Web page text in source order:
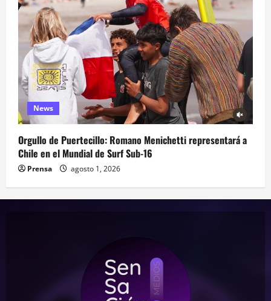
News
Orgullo de Puertecillo: Romano Menichetti representará a
Chile en el Mundial de Surf Sub-16
Prensa agosto 1, 2026